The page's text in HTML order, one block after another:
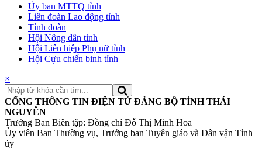
Ủy ban MTTQ tỉnh
Liên đoàn Lao động tỉnh
Tỉnh đoàn
Hội Nông dân tỉnh
Hội Liên hiệp Phụ nữ tỉnh
Hội Cựu chiến binh tỉnh
×
CỔNG THÔNG TIN ĐIỆN TỬ ĐẢNG BỘ TỈNH THÁI
NGUYÊN
Trưởng Ban Biên tập: Đồng chí Đỗ Thị Minh Hoa
Ủy viên Ban Thường vụ, Trưởng ban Tuyên giáo và Dân vận Tỉnh
ủy